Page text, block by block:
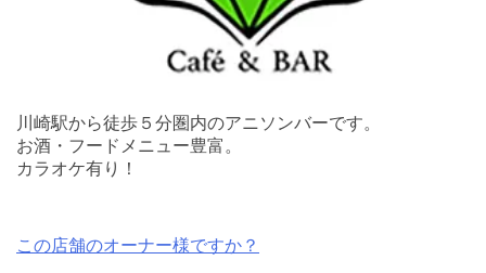
川崎駅から徒歩５分圏内のアニソンバーです。
お酒・フードメニュー豊富。
カラオケ有り！
この店舗のオーナー様ですか？